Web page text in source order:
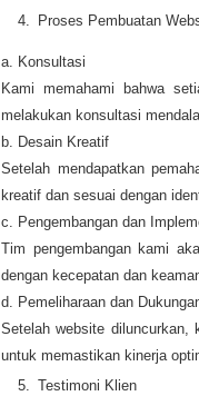
Proses Pembuatan
a. Konsultasi
Kami memahami bahwa
melakukan konsultasi
b. Desain Kreatif
Setelah mendapatkan
kreatif dan sesuai dengan
c. Pengembangan dan
Tim pengembangan kami
dengan kecepatan dan
d. Pemeliharaan dan
Setelah website diluncurkan,
untuk memastikan kinerja
Testimoni Klien